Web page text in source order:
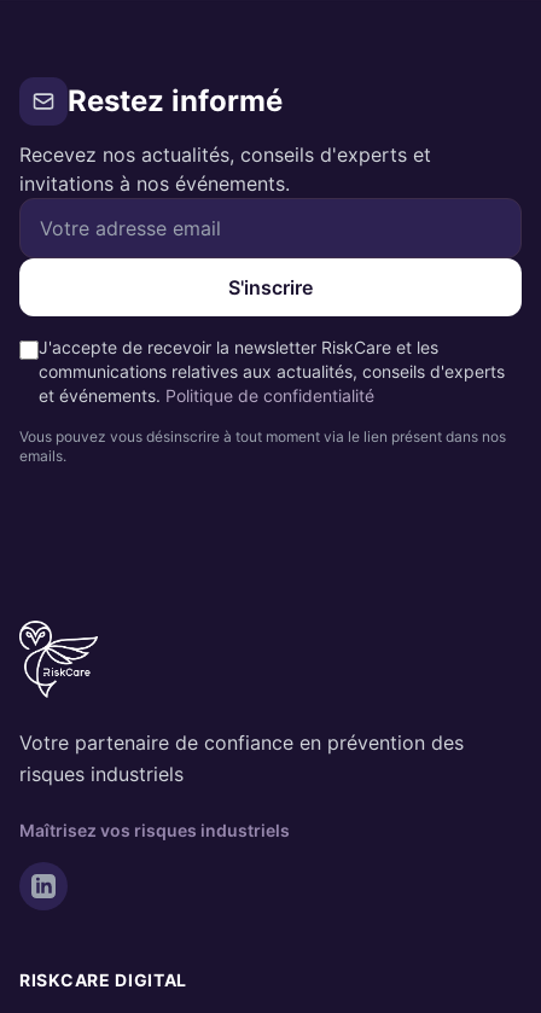
Restez informé
Recevez nos actualités, conseils d'experts et
invitations à nos événements.
S'inscrire
J'accepte de recevoir la newsletter RiskCare et les
communications relatives aux actualités, conseils d'experts
et événements. Politique de confidentialité
Vous pouvez vous désinscrire à tout moment via le lien présent dans nos
emails.
Votre partenaire de confiance en prévention des
risques industriels
Maîtrisez vos risques industriels
RISKCARE DIGITAL